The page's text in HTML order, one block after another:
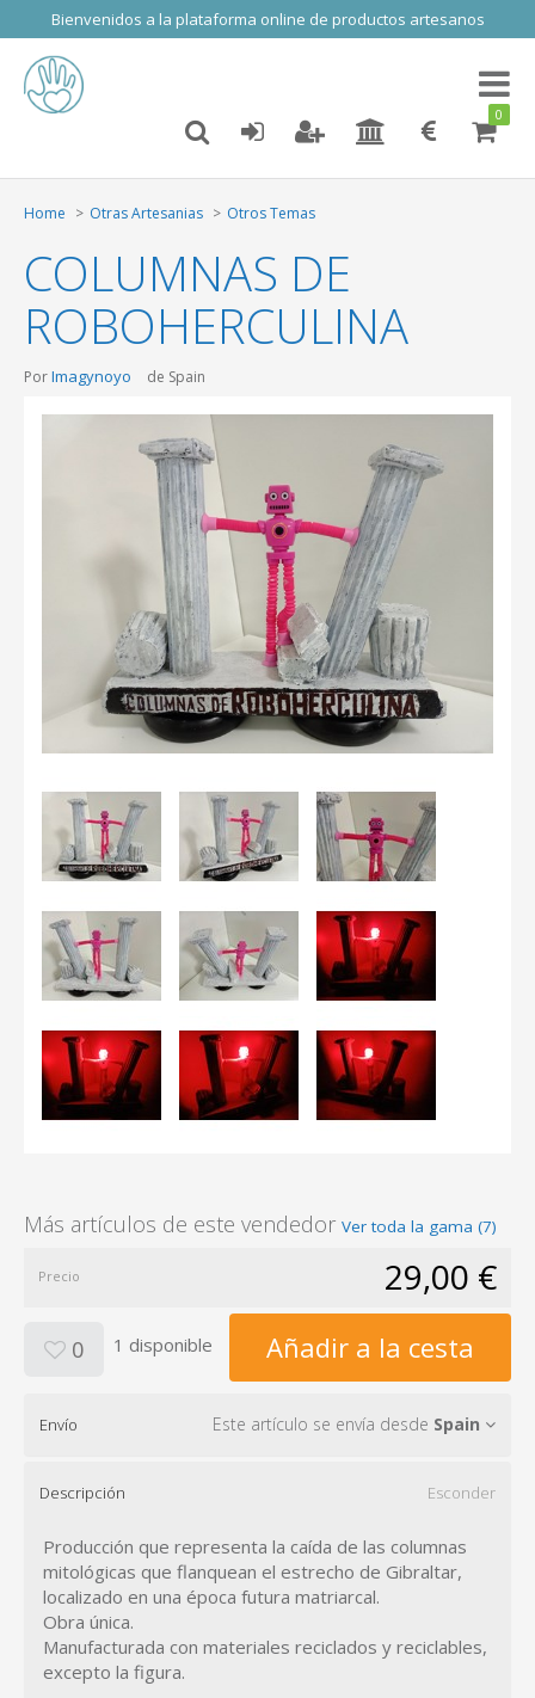
Bienvenidos a la plataforma online de productos artesanos
Toggle
0
Home Otras Artesanias Otros Temas
COLUMNAS DE
ROBOHERCULINA
PorImagynoyo de Spain
Más artículos de este vendedor Ver toda la gama (7)
Precio 29,00 €
0 1 disponible Añadir a la cesta
Envío Este artículo se envía desde Spain
Descripción Esconder
Producción que representa la caída de las columnas
mitológicas que flanquean el estrecho de Gibraltar,
localizado en una época futura matriarcal.
Obra única.
Manufacturada con materiales reciclados y reciclables,
excepto la figura.